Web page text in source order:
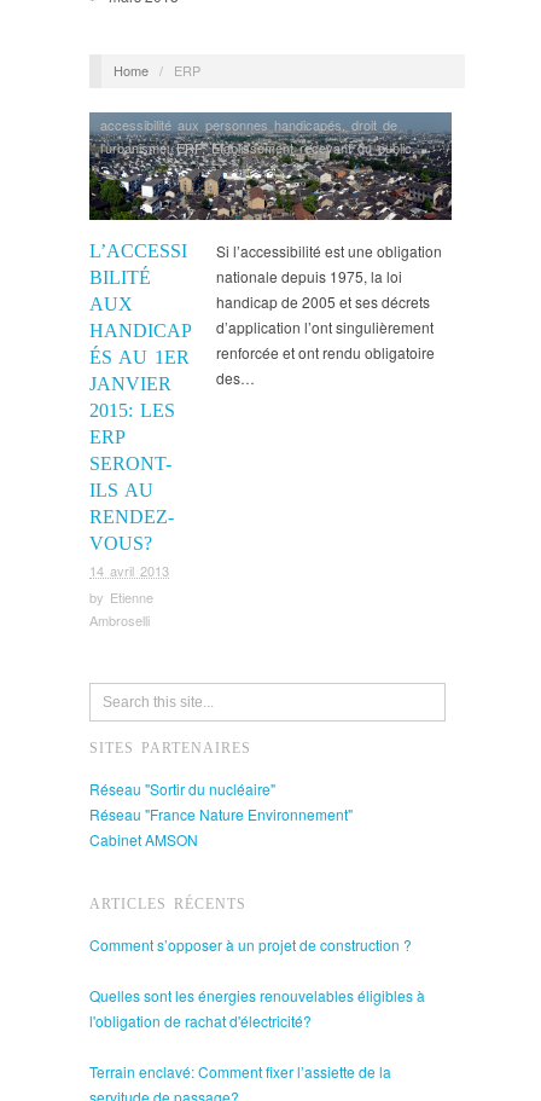
Home / ERP
L’ACCESSI
BILITÉ
AUX
HANDICAP
ÉS AU 1ER
JANVIER
2015: LES
ERP
SERONT-
ILS AU
RENDEZ-
VOUS?
14 avril 2013
by Etienne
Ambroselli
accessibilité aux personnes handicapés droit de
l'urbanisme,ERP,Etablissement recevant du public,
Permis de construire
Si l’accessibilité est une obligation
nationale depuis 1975, la loi
handicap de 2005 et ses décrets
d’application l’ont singulièrement
renforcée et ont rendu obligatoire
des…
SITES PARTENAIRES
Réseau "Sortir du nucléaire"
Réseau "France Nature Environnement"
Cabinet AMSON
ARTICLES RÉCENTS
Comment s’opposer à un projet de construction ?
Quelles sont les énergies renouvelables éligibles à
l'obligation de rachat d'électricité?
Terrain enclavé: Comment fixer l’assiette de la
servitude de passage?